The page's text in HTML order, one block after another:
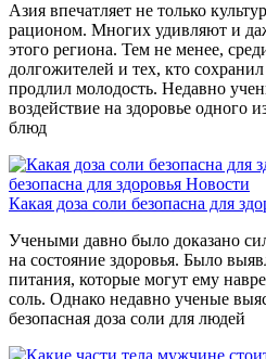
Азия впечатляет не только
рационом. Многих удивляют и
этого региона. Тем не менее,
долгожителей и тех, кто
продлил молодость. Недавно
воздействие на здоровье одного
блюд
безопасна для здоровья Новости
Какая доза соли безопасна для
Учеными давно было доказано
на состояние здоровья. Было
питания, которые могут ему
соль. Однако недавно ученые
безопасная доза соли для людей